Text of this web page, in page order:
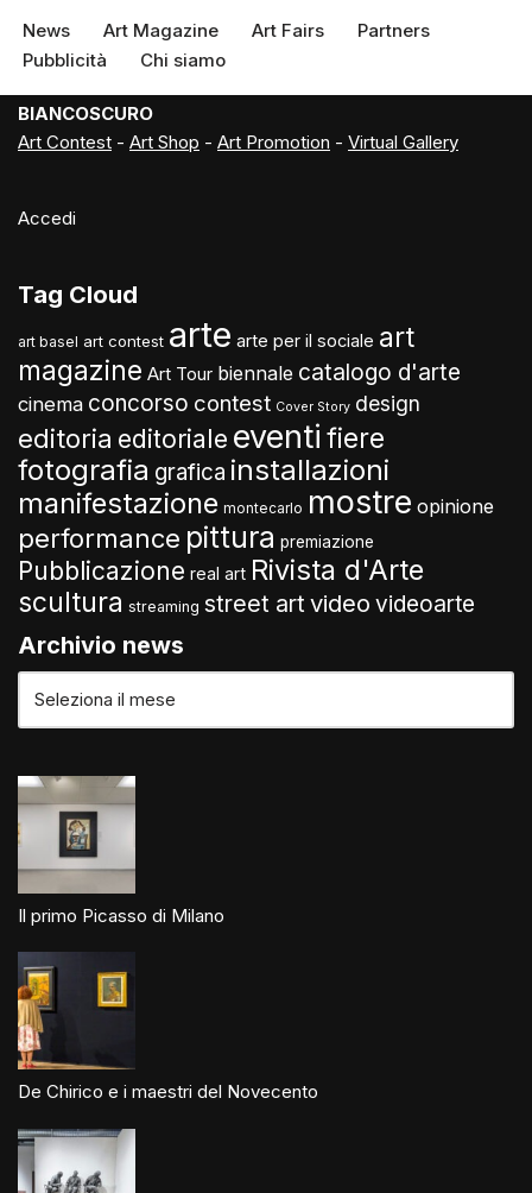
News Art Magazine Art Fairs
Partners
Pubblicità
Chi siamo
BIANCOSCURO
Art Contest - Art Shop - Art Promotion - Virtual Gallery
Accedi
Tag Cloud
art basel art contest arte arte per il sociale art
magazine Art Tour biennale catalogo d'arte
cinema concorso contest Cover Story design
editoria editoriale eventi fiere
fotografia grafica installazioni
manifestazione montecarlo mostre opinione
performance pittura premiazione
Pubblicazione real art Rivista d'Arte
scultura streaming street art video videoarte
Archivio news
Il primo Picasso di Milano
De Chirico e i maestri del Novecento